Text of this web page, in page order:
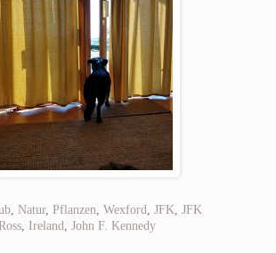
, Natur, Pflanzen Wexford JFK JFK
, Ireland John F. Kennedy